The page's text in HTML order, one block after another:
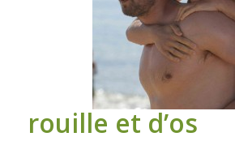
rouille et d’os